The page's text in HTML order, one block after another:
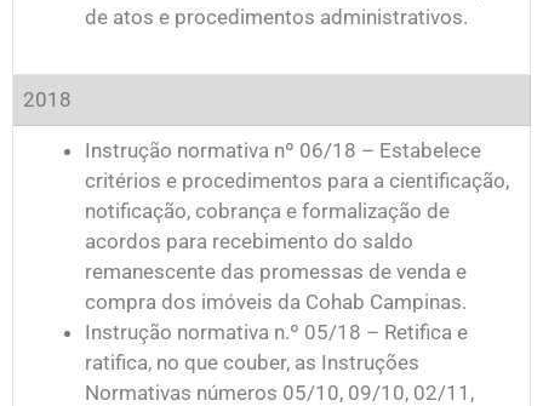
de atos e procedimentos administrativos.
2018
Instrução normativa nº 06/18 – Estabelece
critérios e procedimentos para a cientificação,
notificação, cobrança e formalização de
acordos para recebimento do saldo
remanescente das promessas de venda e
compra dos imóveis da Cohab Campinas.
Instrução normativa n.º 05/18 – Retifica e
ratifica, no que couber, as Instruções
Normativas números 05/10, 09/10, 02/11,